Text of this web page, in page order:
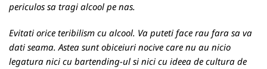
periculos sa tragi alcool pe nas.
Evitati orice teribilism cu alcool. Va puteti face rau fara sa va
dati seama. Astea sunt obiceiuri nocive care nu au nicio
legatura nici cu bartending-ul si nici cu ideea de cultura de